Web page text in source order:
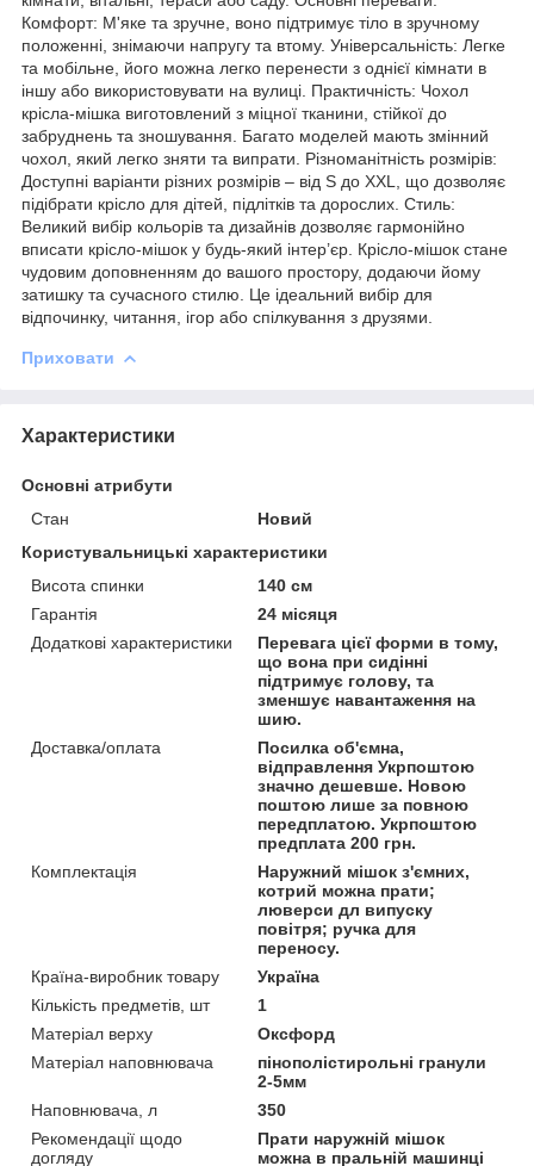
Комфорт: М'яке та зручне, воно підтримує тіло в зручному
положенні, знімаючи напругу та втому. Універсальність: Легке
та мобільне, його можна легко перенести з однієї кімнати в
іншу або використовувати на вулиці. Практичність: Чохол
крісла-мішка виготовлений з міцної тканини, стійкої до
забруднень та зношування. Багато моделей мають змінний
чохол, який легко зняти та випрати. Різноманітність розмірів:
Доступні варіанти різних розмірів – від S до XXL, що дозволяє
підібрати крісло для дітей, підлітків та дорослих. Стиль:
Великий вибір кольорів та дизайнів дозволяє гармонійно
вписати крісло-мішок у будь-який інтер’єр. Крісло-мішок стане
чудовим доповненням до вашого простору, додаючи йому
затишку та сучасного стилю. Це ідеальний вибір для
відпочинку, читання, ігор або спілкування з друзями.
Приховати
Характеристики
Основні атрибути
Стан
Новий
Користувальницькі характеристики
Висота спинки
140 см
Гарантія
24 місяця
Додаткові характеристики
Перевага цієї форми в тому,
що вона при сидінні
підтримує голову, та
зменшує навантаження на
шию.
Доставка/оплата
Посилка об'ємна,
відправлення Укрпоштою
значно дешевше. Новою
поштою лише за повною
передплатою. Укрпоштою
предплата 200 грн.
Комплектація
Наружний мішок з'ємних,
котрий можна прати;
люверси дл випуску
повітря; ручка для
переносу.
Країна-виробник товару
Україна
Кількість предметів, шт
1
Матеріал верху
Оксфорд
Матеріал наповнювача
пінополістирольні гранули
2-5мм
Наповнювача, л
350
Рекомендації щодо
догляду
Прати наружній мішок
можна в пральній машинці